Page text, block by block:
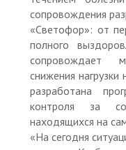
сопровождения
«Светофор»: от
полного
сопровождает
снижения
разработана
контроля за
находящихся на
«На сегодня